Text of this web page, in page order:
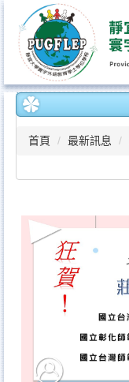
容
區
首頁 最新訊息